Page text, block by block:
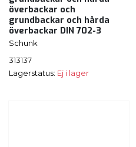
överbackar och
grundbackar och hårda
överbackar DIN 702-3
Schunk
313137
Lagerstatus: Ej i lager